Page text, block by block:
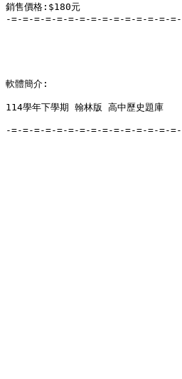
銷售價格:$180元
-=-=-=-=-=-=-=-=-=-=-=-=-=-=-
軟體簡介:
114學年下學期 翰林版 高中歷史題庫
-=-=-=-=-=-=-=-=-=-=-=-=-=-=-